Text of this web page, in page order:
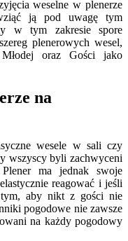
weselne w plenerze
ją pod uwagę tym
w tym zakresie spore
plenerowych wesel,
oraz Gości jako
na
wesele w sali czy
wszyscy byli zachwyceni
ma jednak swoje
reagować i jeśli
tym, aby nikt z gości nie
pogodowe nie zawsze
na każdy pogodowy